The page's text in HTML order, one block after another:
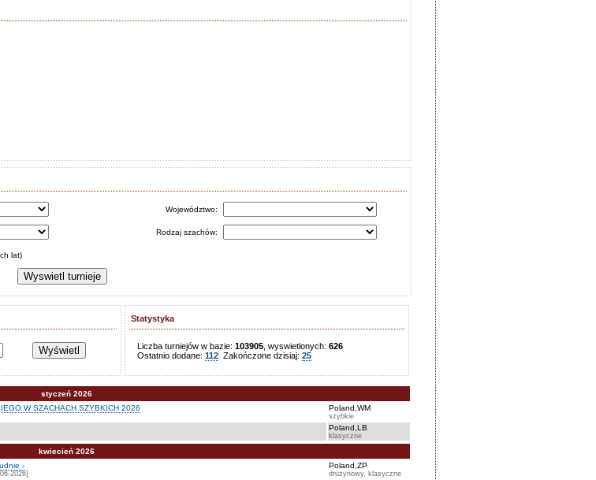
Województwo:
Rodzaj szachów:
lat)
Statystyka
Liczba turniejów w bazie: 103905 , wyswietlonych: 626
Ostatnio dodane: 112 Zakończone dzisiaj: 25
styczeń 2026
W SZACHACH SZYBKICH 2026 Poland,WM
szybkie
Poland,LB
klasyczne
kwiecień 2026
-
2026]
Poland,ZP
drużynowy, klasyczne